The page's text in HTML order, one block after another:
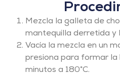
Mezcla la galleta de
mantequilla derretida y
Vacía la mezcla en un
presiona para formar la
minutos a 180°C.